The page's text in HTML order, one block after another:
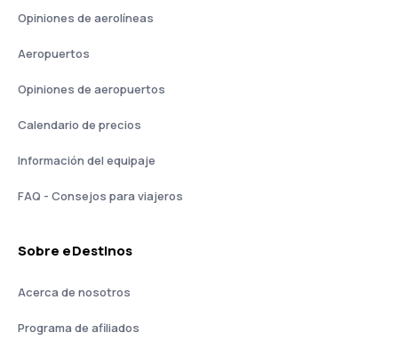
Opiniones de aerolíneas
Aeropuertos
Opiniones de aeropuertos
Calendario de precios
Información del equipaje
FAQ - Consejos para viajeros
Sobre eDestinos
Acerca de nosotros
Programa de afiliados